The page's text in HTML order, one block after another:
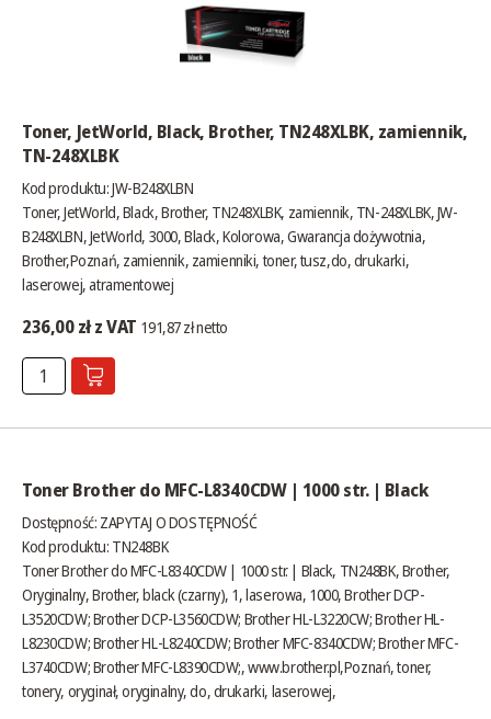
Toner, JetWorld, Black, Brother, TN248XLBK, zamiennik,
TN-248XLBK
Kod produktu: JW-B248XLBN
Toner, JetWorld, Black, Brother, TN248XLBK, zamiennik, TN-248XLBK, JW-
B248XLBN, JetWorld, 3000, Black, Kolorowa, Gwarancja dożywotnia,
Brother,Poznań, zamiennik, zamienniki, toner, tusz,do, drukarki,
laserowej, atramentowej
236,00 zł z VAT 191,87 zł netto
Toner Brother do MFC-L8340CDW | 1000 str. | Black
Dostępność: ZAPYTAJ O DOSTĘPNOŚĆ
Kod produktu: TN248BK
Toner Brother do MFC-L8340CDW | 1000 str. | Black, TN248BK, Brother,
Oryginalny, Brother, black (czarny), 1, laserowa, 1000, Brother DCP-
L3520CDW; Brother DCP-L3560CDW; Brother HL-L3220CW; Brother HL-
L8230CDW; Brother HL-L8240CDW; Brother MFC-8340CDW; Brother MFC-
L3740CDW; Brother MFC-L8390CDW;,www.brother.pl,Poznań, toner,
tonery, oryginał, oryginalny, do, drukarki, laserowej,